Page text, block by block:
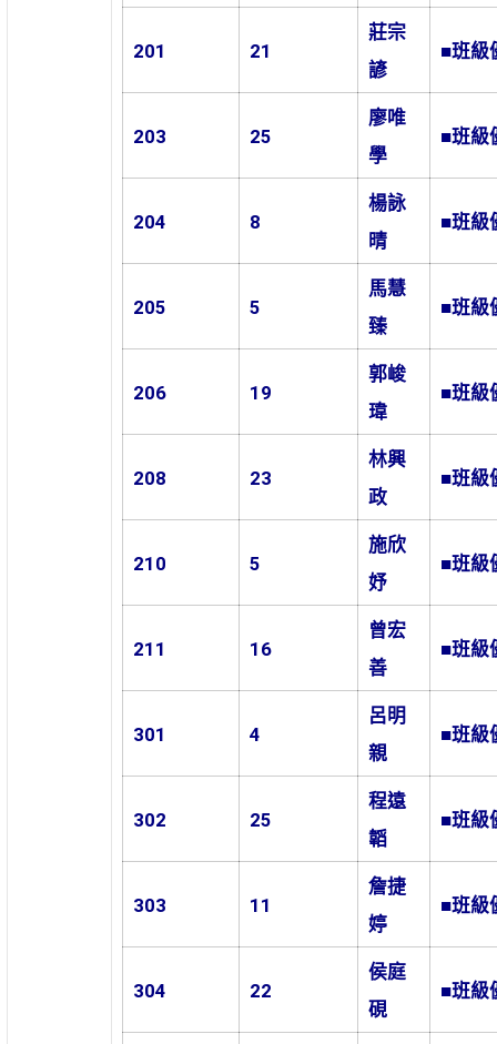
201 21
莊宗
諺
■班級
203 25
廖唯
學
■班級
204 8
楊詠
晴
■班級
205 5
馬慧
臻
■班級
206 19
郭峻
瑋
■班級
208 23
林興
政
■班級
210 5
施欣
妤
■班級
211 16
曾宏
善
■班級
301 4
呂明
親
■班級
302 25
程遠
韜
■班級
303 11
詹捷
婷
■班級
304 22
侯庭
硯
■班級